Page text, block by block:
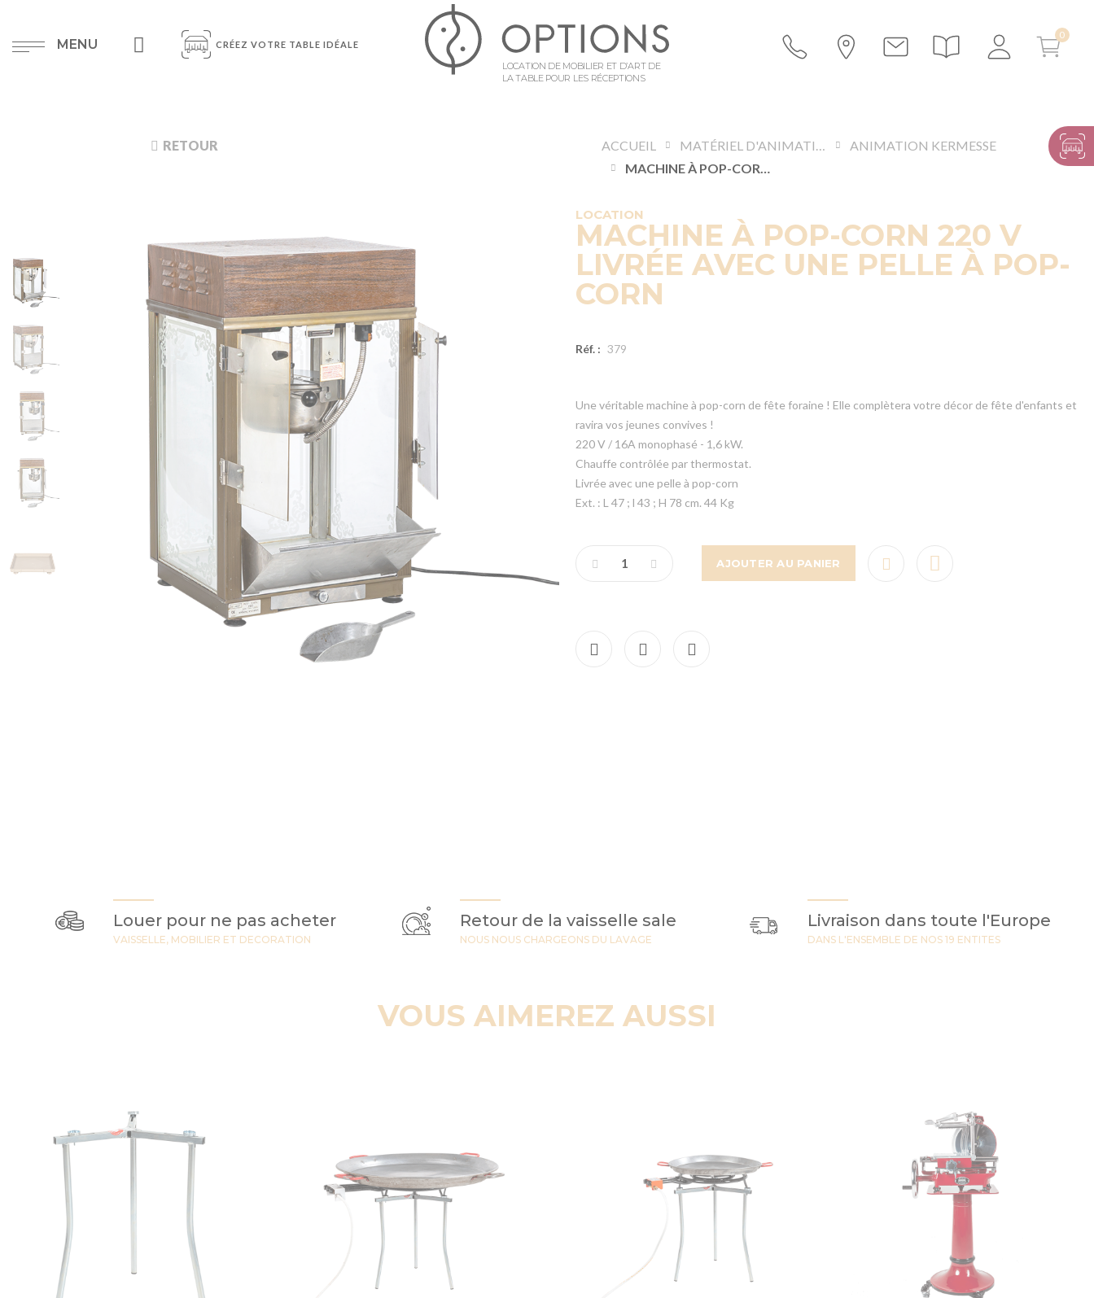
MENU CRÉEZ VOTRE TABLE IDÉALE
LOCATION DE MOBILIER ET D’ART DE
LA TABLE POUR LES RÉCEPTIONS
RETOUR ACCUEIL MATÉRIEL D'ANIMATION
ANIMATION KERMESSE
MACHINE À POP-CORN 220 V LIVRÉE AVEC UNE PELLE À POP-CORN
LOCATION
MACHINE À POP-CORN 220 V
LIVRÉE AVEC UNE PELLE À POP-
CORN
Réf. : 379
Une véritable machine à pop-corn de fête foraine ! Elle complètera votre décor de fête d'enfants et
ravira vos jeunes convives !
220 V / 16A monophasé - 1,6 kW.
Chauffe contrôlée par thermostat.
Livrée avec une pelle à pop-corn
Ext. : L 47 ; l 43 ; H 78 cm. 44 Kg
AJOUTER AU PANIER
Louer pour ne pas acheter
VAISSELLE, MOBILIER ET DECORATION
Retour de la vaisselle sale
NOUS NOUS CHARGEONS DU LAVAGE
Livraison dans toute l'Europe
DANS L'ENSEMBLE DE NOS 19 ENTITES
VOUS AIMEREZ AUSSI